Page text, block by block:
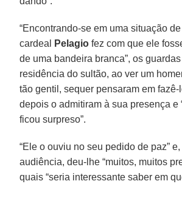
“Encontrando-se em uma situação
cardeal
Pelagio fez com que ele
de uma bandeira branca”, os
residência do sultão, ao ver um
tão gentil, sequer pensaram em fazê-
depois o admitiram à sua presença e
ficou surpreso”.
“Ele o ouviu no seu pedido de paz”
audiência, deu-lhe “muitos, muitos
quais “seria interessante saber em